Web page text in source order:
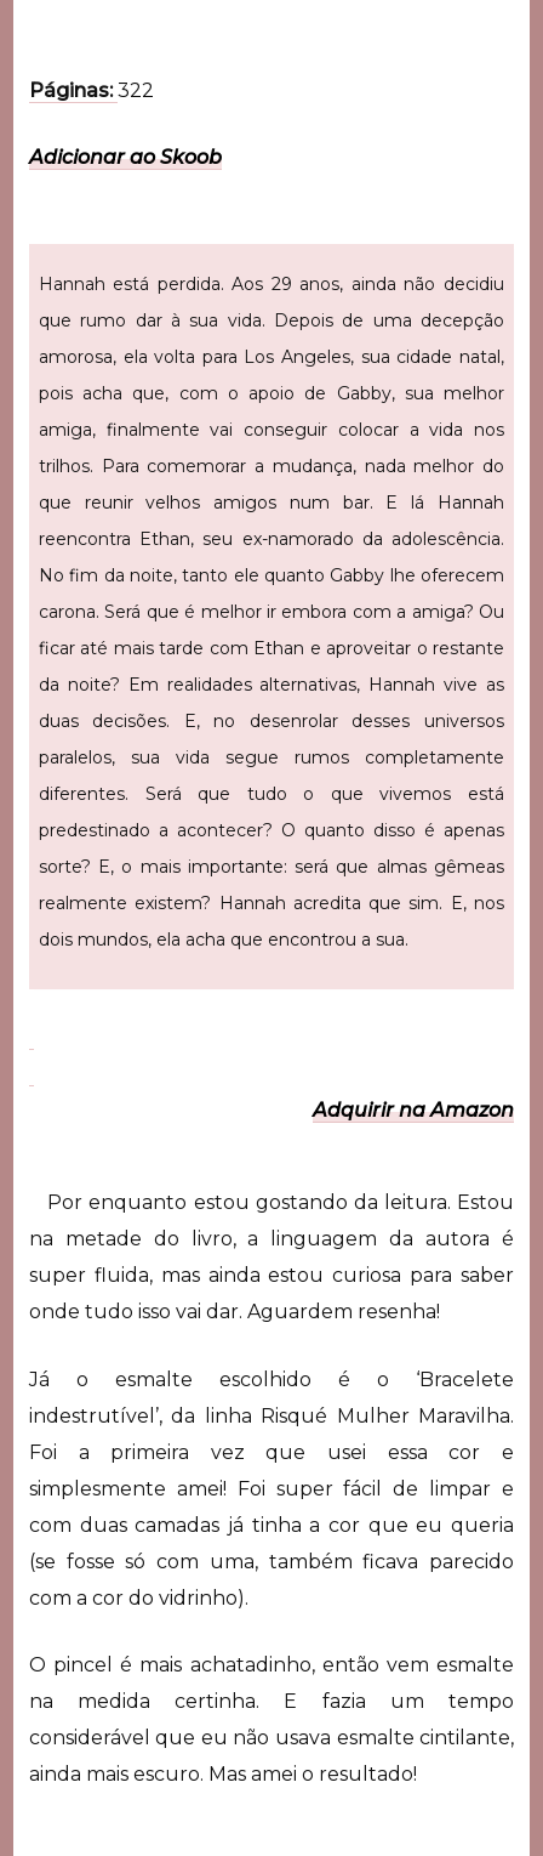
Páginas:322
Adicionar ao Skoob
Hannah está perdida. Aos 29 anos, ainda não decidiu
que rumo dar à sua vida. Depois de uma decepção
amorosa, ela volta para Los Angeles, sua cidade natal,
pois acha que, com o apoio de Gabby, sua melhor
amiga, finalmente vai conseguir colocar a vida nos
trilhos. Para comemorar a mudança, nada melhor do
que reunir velhos amigos num bar. E lá Hannah
reencontra Ethan, seu ex-namorado da adolescência.
No fim da noite, tanto ele quanto Gabby lhe oferecem
carona. Será que é melhor ir embora com a amiga? Ou
ficar até mais tarde com Ethan e aproveitar o restante
da noite? Em realidades alternativas, Hannah vive as
duas decisões. E, no desenrolar desses universos
paralelos, sua vida segue rumos completamente
diferentes. Será que tudo o que vivemos está
predestinado a acontecer? O quanto disso é apenas
sorte? E, o mais importante: será que almas gêmeas
realmente existem? Hannah acredita que sim. E, nos
dois mundos, ela acha que encontrou a sua.
Adquirir na Amazon
Por enquanto estou gostando da leitura. Estou
na metade do livro, a linguagem da autora é
super fluida, mas ainda estou curiosa para saber
onde tudo isso vai dar. Aguardem resenha!
Já o esmalte escolhido é o ‘Bracelete
indestrutível’, da linha Risqué Mulher Maravilha.
Foi a primeira vez que usei essa cor e
simplesmente amei! Foi super fácil de limpar e
com duas camadas já tinha a cor que eu queria
(se fosse só com uma, também ficava parecido
com a cor do vidrinho).
O pincel é mais achatadinho, então vem esmalte
na medida certinha. E fazia um tempo
considerável que eu não usava esmalte cintilante,
ainda mais escuro. Mas amei o resultado!